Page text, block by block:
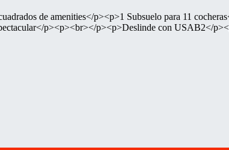
de amenities</p><p>1 Subsuelo para 11
p><p><br></p><p>Deslinde con USAB2</